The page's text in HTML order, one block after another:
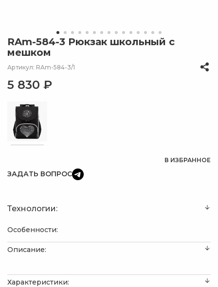
RAm-584-3 Рюкзак школьный с
мешком
Артикул: RAm-584-3/1
5 830 ₽
В ИЗБРАННОЕ
ЗАДАТЬ ВОПРОС
Технологии:
Особенности:
Описание:
Характеристики: